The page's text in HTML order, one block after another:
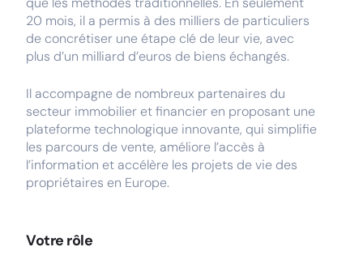
20 mois, il a permis à des milliers de particuliers
de concrétiser une étape clé de leur vie, avec
plus d’un milliard d’euros de biens échangés.
Il accompagne de nombreux partenaires du
secteur immobilier et financier en proposant une
plateforme technologique innovante, qui simplifie
les parcours de vente, améliore l’accès à
l’information et accélère les projets de vie des
propriétaires en Europe.
Votre rôle